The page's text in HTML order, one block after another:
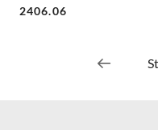
Cena:
Cena:
2406.06